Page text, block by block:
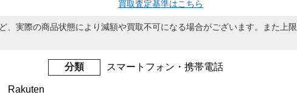
買取査定基準はこちら
、実際の商品状態により減額や買取不可になる場合がございます。また上
分類 スマートフォン・携帯電話
Rakuten